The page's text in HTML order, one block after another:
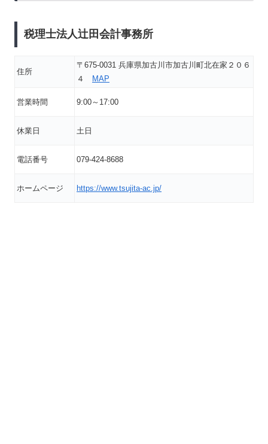
税理士法人辻田会計事務所
住所
〒675-0031 兵庫県加古川市加古川町北在家２０６
４
MAP
営業時間 9:00～17:00
休業日 土日
電話番号 079-424-8688
ホームページ https://www.tsujita-ac.jp/